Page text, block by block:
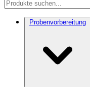
Probenvorbereitung